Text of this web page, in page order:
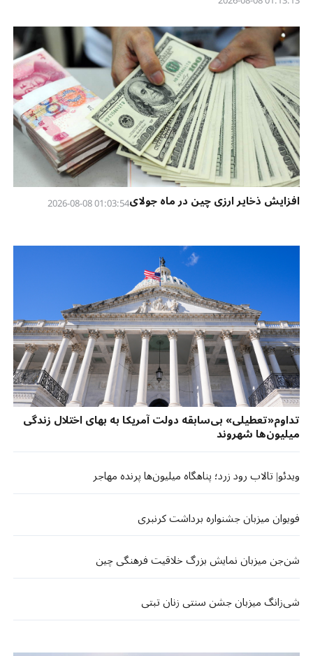
افزایش ذخایر ارزی چین در ماه جولای01:03:54 2026-08-08
تداوم«تعطیلی» بی‌سابقه دولت آمریکا به بهای اختلال زندگی
میلیون‌ها شهروند
ویدئو| تالاب رود زرد؛ پناهگاه میلیون‌ها پرنده مهاجر
فویوان میزبان جشنواره برداشت کرنبری
شن‌جن میزبان نمایش بزرگ خلاقیت فرهنگی چین
شی‌زانگ میزبان جشن سنتی زنان تبتی